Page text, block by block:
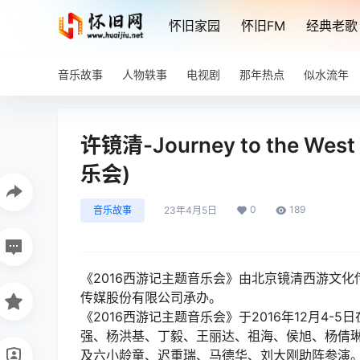
怀旧家园 怀旧FM 经典老歌
音乐故事 人物轶事 电视剧 那年热点 似水流年
许镜清-Journey to the
乐会)
音乐故事 23年4月5日 0 189
《2016西游记主题音乐会》由北京镜清西游文
传媒股份有限公司承办。
《2016西游记主题音乐会》于2016年12月4-5
强、杨洪基、丁毅、王丽达、祖海、侯旭、杨倩
及六小龄童、迟重瑞、马德华、刘大刚助阵参演